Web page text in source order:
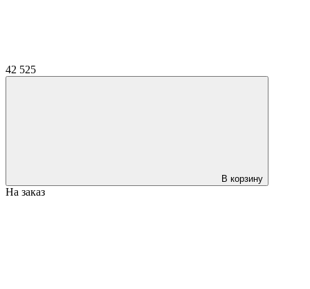
42 525
В корзину
На заказ